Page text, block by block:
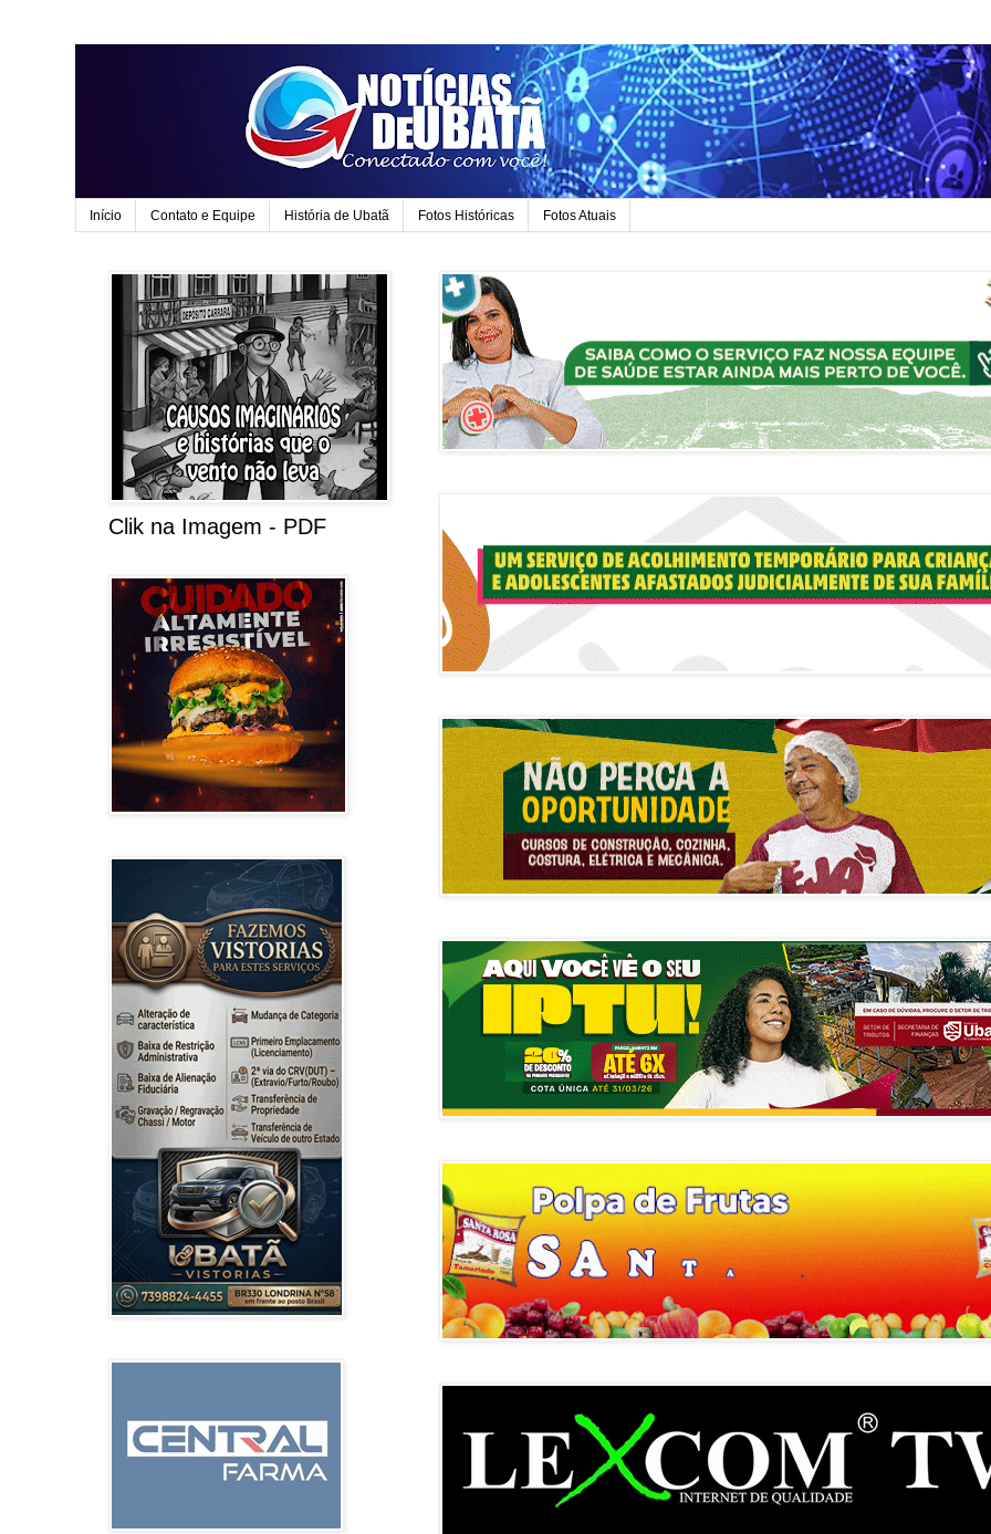
Início Contato e Equipe História de Ubatã Fotos Históricas Fotos Atuais
Clik na Imagem - PDF